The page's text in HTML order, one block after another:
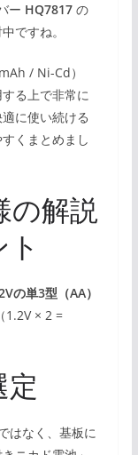
ー HQ7817の
ですね。
/ Ni-Cd）
る上で非常に
に使い続ける
くまとめまし
の解説
の単3型（AA）
1.2V × 2 =
はなく、基板に